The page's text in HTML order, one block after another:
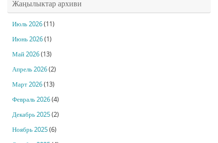
Жаңылыктар архиви
Июль 2026(11)
Июнь 2026(1)
Май 2026(13)
Апрель 2026(2)
Март 2026(13)
Февраль 2026(4)
Декабрь 2025(2)
Ноябрь 2025(6)